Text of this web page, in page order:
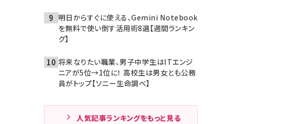
明日からすぐに使える、Gemini Notebook
を無料で使い倒す活用術8選【週間ランキン
グ】
将来なりたい職業、男子中学生はITエンジ
ニアが5位→1位に！ 高校生は男女とも公務
員がトップ【ソニー生命調べ】
人気記事ランキングをもっと見る